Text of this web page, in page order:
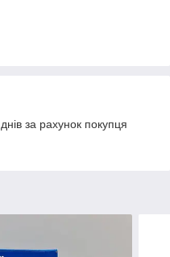
за рахунок покупця